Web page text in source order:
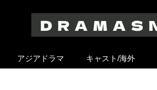
アジアドラマ キャスト/海外